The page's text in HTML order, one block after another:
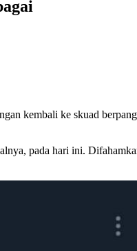
kembali ke skuad
pada hari ini.